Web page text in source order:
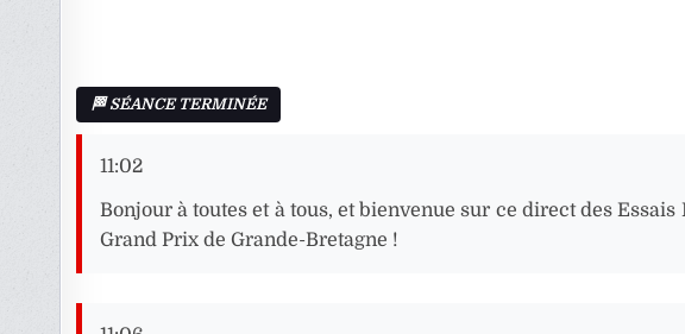
11:02
Bonjour à toutes et à tous, et bienvenue sur ce direct des Essais
Grand Prix de Grande-Bretagne !